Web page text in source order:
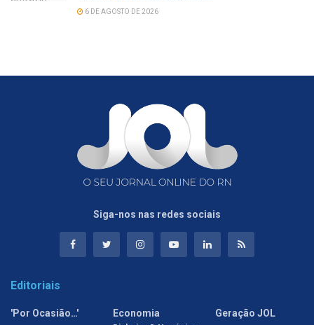
6 DE AGOSTO DE 2026
Siga-nos nas redes sociais
Editoriais
'Por Ocasião…'
Economia
Geração JOL